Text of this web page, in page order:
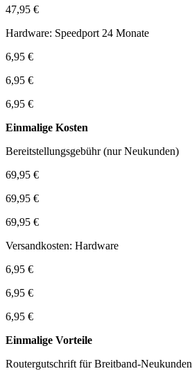
47,95 €
Hardware: Speedport 24 Monate
6,95 €
6,95 €
6,95 €
Einmalige Kosten
Bereitstellungsgebühr (nur Neukunden)
69,95 €
69,95 €
69,95 €
Versandkosten: Hardware
6,95 €
6,95 €
6,95 €
Einmalige Vorteile
Routergutschrift für Breitband-Neukunden